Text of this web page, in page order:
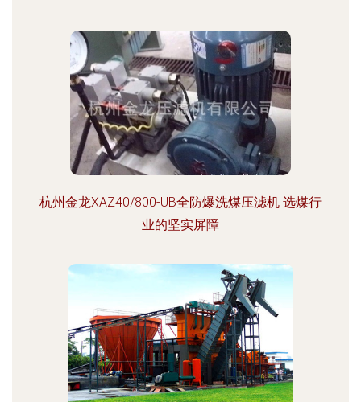
杭州金龙XAZ40/800-UB全防爆洗煤压滤机 选煤行
业的坚实屏障